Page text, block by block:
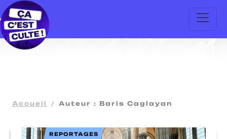
Accueil Auteur : Baris Caglayan
REPORTAGES